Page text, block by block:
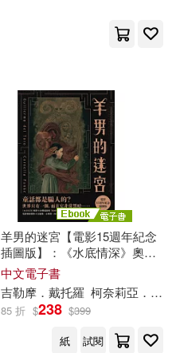
羊男的迷宮【電影15週年紀念
插圖版】：《水底情深》奧斯
卡金獎導演吉勒摩.戴托羅與
「德國的 J.K .羅琳
」柯奈莉亞.
馮克攜手打造最華麗的成人童
話! (電子書)
中文電子書
吉勒摩．戴托羅 柯奈莉亞．馮克
85 折 $238 $399
紙
試閱